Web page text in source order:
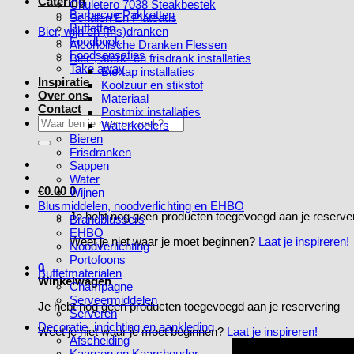
Barbecue Pakketten
Buffetten
Foodbook
Foodsensaties
Take away
Inspiratie
Over ons
Contact
Zoeken
naar:
€0.00 0
Je hebt nog geen producten toegevoegd aan je
Weet je niet waar je moet beginnen? Laat je inspireren!
0
Winkelwagen
Je hebt nog geen producten toegevoegd aan je reservering
Weet je niet waar je moet beginnen? Laat je inspireren!
Chuletero 7038 Steakbestek
Schalen En Plateaus
Bier, wijn en (fris)dranken
Alcoholische Dranken Flessen
Bier-, sterk- en frisdrank installaties
Biertap installaties
Koolzuur en stikstof
Materiaal
Postmix installaties
Waterkoelers
Bieren
Frisdranken
Sappen
Water
Wijnen
Blusmiddelen, noodverlichting en EHBO
Brandblussers
EHBO
Noodverlichting
Portofoons
Buffetmaterialen
Champagne
Serveermiddelen
Serveren
Decoratie, inrichting en aankleding
Afscheiding